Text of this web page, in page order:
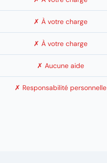
✗ À votre charge
✗ À votre charge
✗ Aucune aide
✗ Responsabilité personnelle